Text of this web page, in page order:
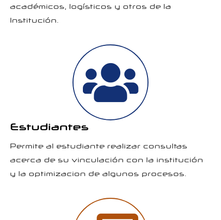
académicos, logísticos y otros de la
Institución.
Estudiantes
Permite al estudiante realizar consultas
acerca de su vinculación con la institución
y la optimizacion de algunos procesos.